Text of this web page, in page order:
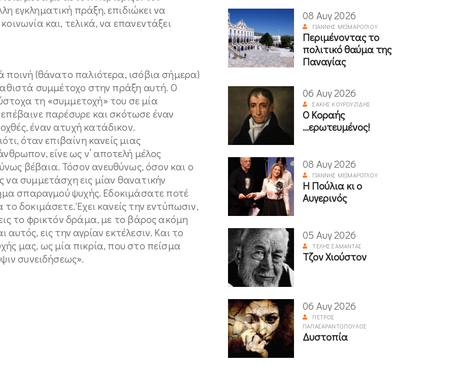
εγκληματική πράξη, επιδιώκει να
και, τελικά, να επανεντάξει
ποινή (θάνατο παλιότερα, ισόβια σήμερα)
συμμέτοχο στην πράξη αυτή. Ο
τη «συμμετοχή» του σε μία
παρέσυρε και σκότωσε έναν
έναν ατυχή κατάδικον.
όταν επιβαίνη κανείς μιας
είνε ως ν’ αποτελή μέλος
βέβαια. Τόσον ανευθύνως, όσον και ο
συμμετάσχη εις μίαν θανατικήν
σπαραγμού ψυχής. Εδοκιμάσατε ποτέ
δοκιμάσετε. Έχει κανείς την εντύπωσιν,
το φρικτόν δράμα, με το βάρος ακόμη
εις την αγρίαν εκτέλεσιν. Και το
μας, ως μία πικρία, που στο πείσμα
συνειδήσεως».
08 Αυγ 2026
ΓΙΆΝΝΗΣ ΜΕΪΜΆΡΟΓΛΟΥ
Περιμένοντας το
πολιτικό θαύμα της
Παναγίας
06 Αυγ 2026
ΣΆΚΗΣ ΚΟΥΡΟΥΖΊΔΗΣ
Ο Κοραής
...ερωτευμένος!
08 Αυγ 2026
ΓΙΆΝΝΗΣ ΜΕΪΜΆΡΟΓΛΟΥ
Η Πούλια κι ο
Αυγερινός
05 Αυγ 2026
ΤΈΛΗΣ ΣΑΜΑΝΤΆΣ
Τζον Χιούστον
06 Αυγ 2026
ΠΈΤΡΟΣ
ΠΑΠΑΣΑΡΑΝΤΌΠΟΥΛΟΣ
Δυστοπία